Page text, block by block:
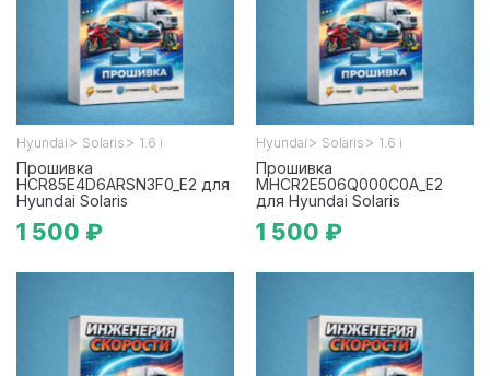
Hyundai > Solaris > 1.6 i
Прошивка
HCR85E4D6ARSN3F0_E2 для
Hyundai Solaris
1 500 ₽
Hyundai > Solaris > 1.6 i
Прошивка
MHCR2E506Q000C0A_E2
для Hyundai Solaris
1 500 ₽